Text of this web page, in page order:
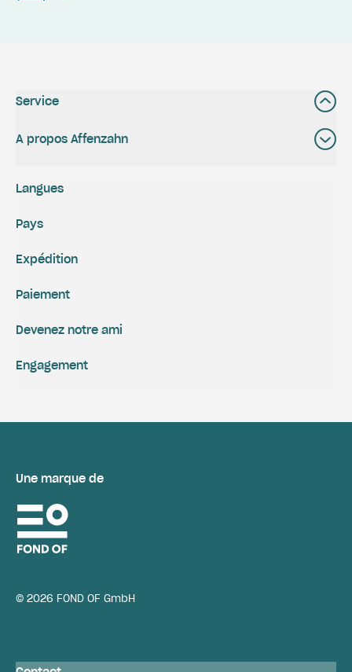
Service
A propos Affenzahn
Expédition
Paiement
Engagement
Devenez notre ami
Langues
Pays
Une marque de
© 2026 FOND OF GmbH